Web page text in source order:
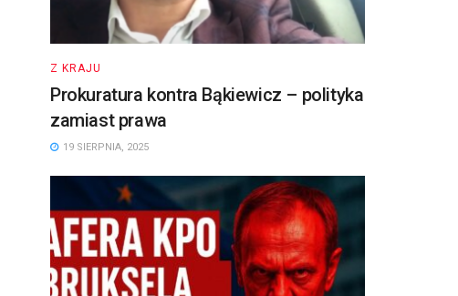
Z KRAJU
Prokuratura kontra Bąkiewicz – polityka
zamiast prawa
19 SIERPNIA, 2025